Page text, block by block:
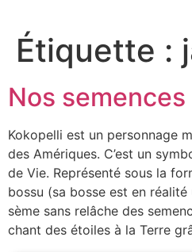
Étiquette :
Nos semences
Kokopelli est un personnage
des Amériques. C’est un
de Vie. Représenté sous la
bossu (sa bosse est en
sème sans relâche des
chant des étoiles à la Terre